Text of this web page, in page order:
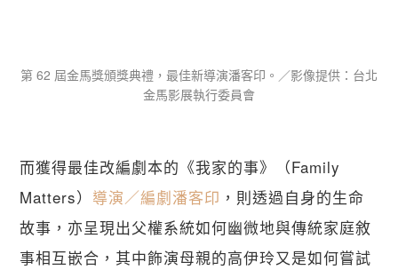
第 62 屆金馬獎頒獎典禮，最佳新導演潘客印。／影像提供：台北
金馬影展執行委員會
而獲得最佳改編劇本的《我家的事》（Family
Matters） 導演／編劇潘客印 ，則透過自身的生命
故事，亦呈現出父權系統如何幽微地與傳統家庭敘
事相互嵌合，其中飾演母親的高伊玲又是如何嘗試